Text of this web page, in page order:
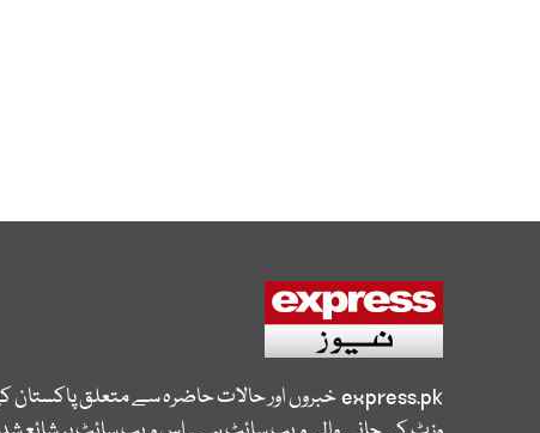
express.pkخبروں اور حالات حاضرہ سے متعلق